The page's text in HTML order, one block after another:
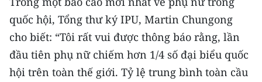
54 DÂN TỘC VIỆT NAM
CHƯƠNG TRÌNH OCOP - MỖI XÃ
MỘT SẢN PHẨM
quốc hội, Tổng thư ký IPU, Martin Chungong
cho biết: “Tôi rất vui được thông báo rằng, lần
đầu tiên phụ nữ chiếm hơn 1/4 số đại biểu quốc
hội trên toàn thế giới. Tỷ lệ trung bình toàn cầu